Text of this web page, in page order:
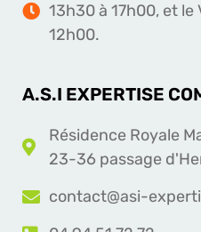
13h30 à 17h00, et
12h00.
A.S.I EXPERTISE
Résidence Royale
23-36 passage
contact@asi-